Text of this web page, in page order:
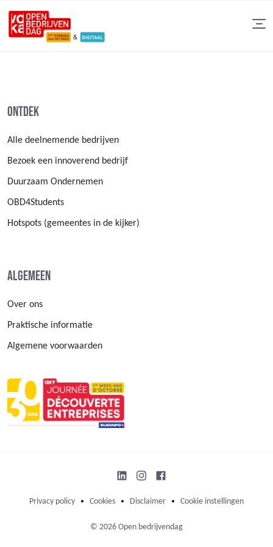
Ontdek
Alle deelnemende bedrijven
Bezoek een innoverend bedrijf
Duurzaam Ondernemen
OBD4Students
Hotspots (gemeentes in de kijker)
Algemeen
Over ons
Praktische informatie
Algemene voorwaarden
Privacy policy Cookies Disclaimer Cookie instellingen
© 2026 Open bedrijvendag